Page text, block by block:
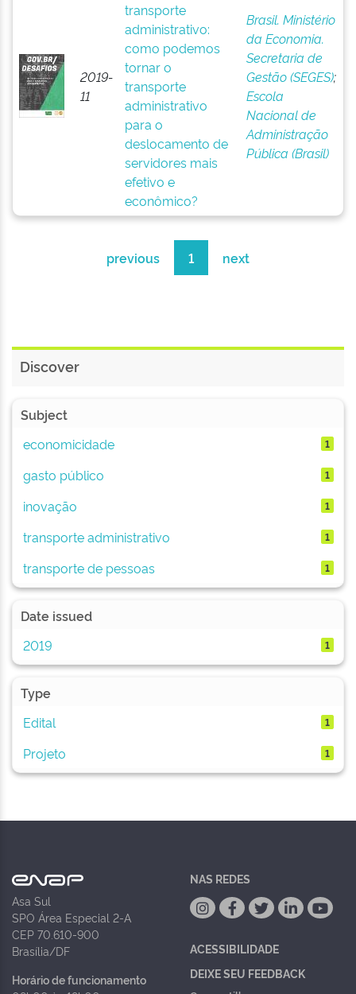
2019-
11
transporte
administrativo:
como podemos
tornar o
transporte
administrativo
para o
deslocamento de
servidores mais
efetivo e
econômico?
Brasil. Ministério
da Economia.
Secretaria de
Gestão (SEGES);
Escola
Nacional de
Administração
Pública (Brasil)
previous 1 next
Discover
Subject
economicidade
1
gasto público 1
inovação 1
transporte administrativo 1
transporte de pessoas 1
Date issued
2019
1
Type
Edital
1
Projeto 1
Asa Sul
SPO Área Especial 2-A
CEP 70.610-900
Brasília/DF
Horário de funcionamento
NAS REDES
ACESSIBILIDADE
DEIXE SEU FEEDBACK